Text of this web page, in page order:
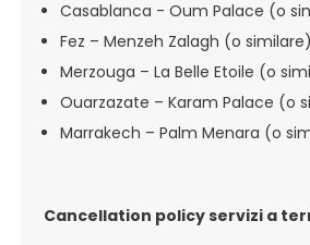
Casablanca - Oum Palace (o
Fez – Menzeh Zalagh (o similare)
Merzouga – La Belle Etoile (o
Ouarzazate – Karam Palace (o
Marrakech – Palm Menara (o
Cancellation policy servizi a